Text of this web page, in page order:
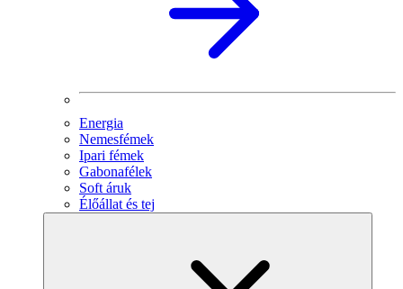
Energia
Nemesfémek
Ipari fémek
Gabonafélek
Soft áruk
Élőállat és tej